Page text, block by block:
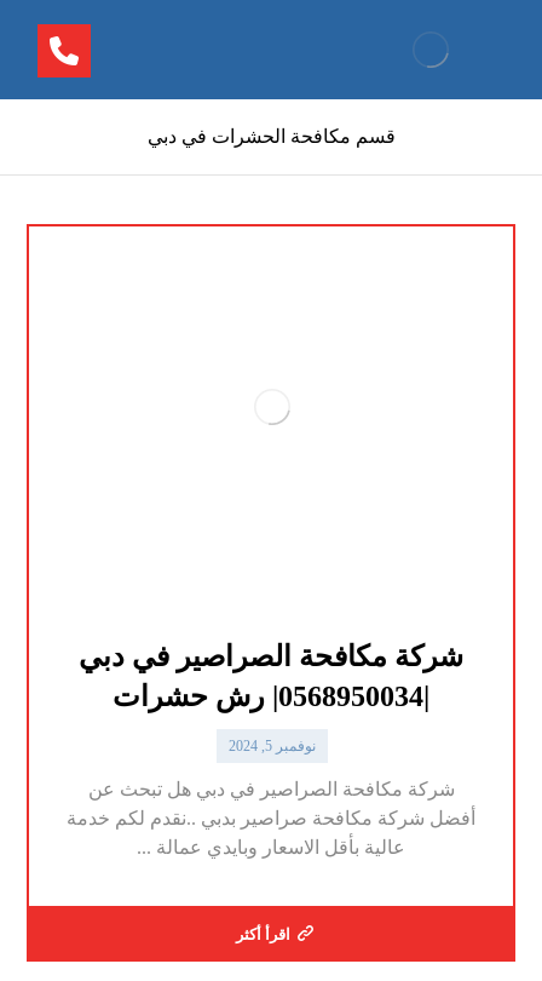
قسم مكافحة الحشرات في دبي
شركة مكافحة الصراصير في دبي
نوفمبر 5, 2024
شركة مكافحة الصراصير في دبي هل تبحث عن
أفضل شركة مكافحة صراصير بدبي ..نقدم لكم خدمة
عالية بأقل الاسعار وبايدي عمالة ...
اقرأ أكثر